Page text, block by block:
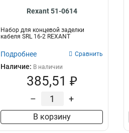
Rexant 51-0614
Набор для концевой заделки
кабеля SRL 16-2 REXANT
Подробнее Сравнить
Наличие: В наличии
385,51 ₽
– +
В корзину